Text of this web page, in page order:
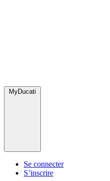
MyDucati
Se connecter
S’inscrire